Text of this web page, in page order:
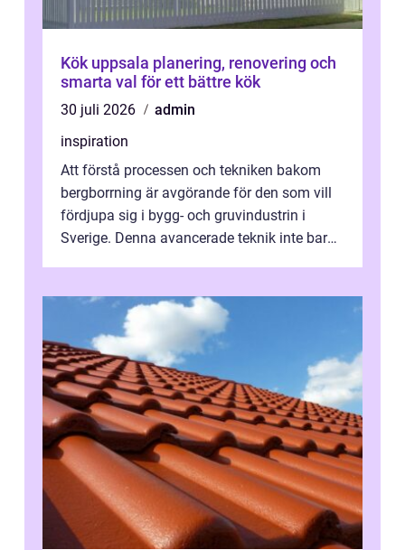
Kök uppsala planering, renovering och
smarta val för ett bättre kök
30 juli 2026
admin
inspiration
Att förstå processen och tekniken bakom
bergborrning är avgörande för den som vill
fördjupa sig i bygg- och gruvindustrin i
Sverige. Denna avancerade teknik inte bara